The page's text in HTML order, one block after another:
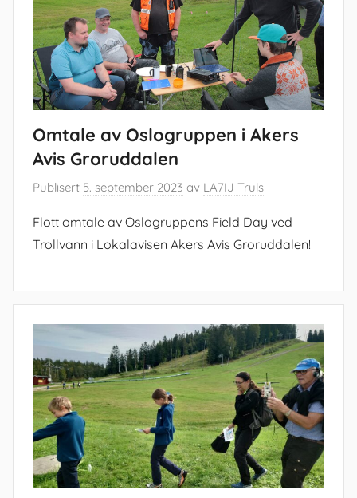
Omtale av Oslogruppen i Akers
Avis Groruddalen
Publisert 5. september 2023 av LA7IJ Truls
Flott omtale av Oslogruppens Field Day ved
Trollvann i Lokalavisen Akers Avis Groruddalen!